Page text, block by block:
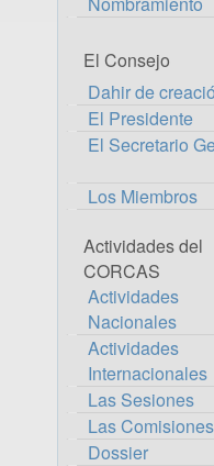
El Consejo
Dahir de
El Presidente
El Secretario
Los Miembros
Actividades del
CORCAS
Actividades
Nacionales
Actividades
Internacionales
Las Sesiones
Las Comisiones
Dossier